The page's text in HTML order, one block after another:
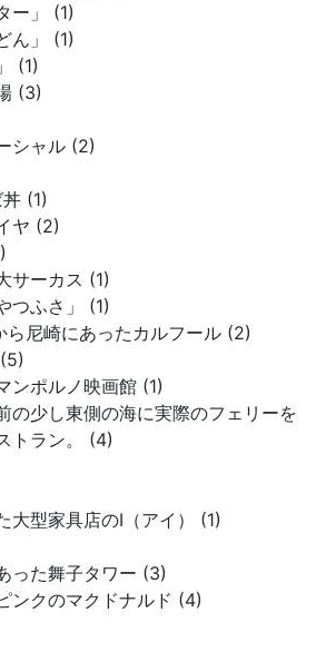
ー」 (1)
ん」 (1)
(1)
(3)
シャル (2)
(1)
ヤ (2)
サーカス (1)
つふさ」 (1)
ら尼崎にあったカルフール (2)
ンポルノ映画館 (1)
の少し東側の海に実際のフェリーを
トラン。 (4)
大型家具店のI（アイ） (1)
った舞子タワー (3)
ンクのマクドナルド (4)